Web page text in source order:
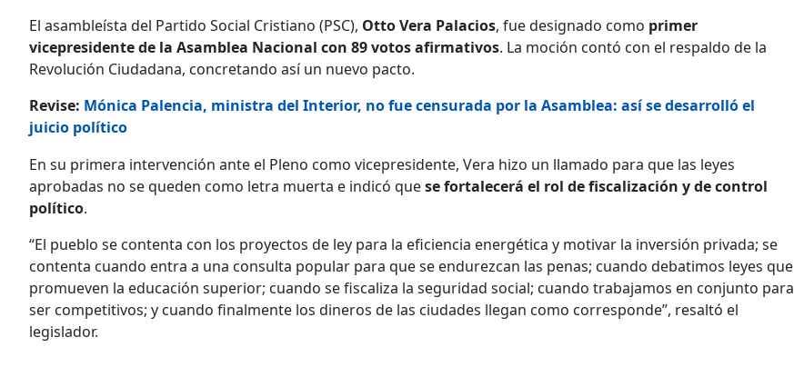
El asambleísta del Partido Social Cristiano (PSC), Otto Vera Palacios, fue designado como primer
vicepresidente de la Asamblea Nacional con 89 votos afirmativos. La moción contó con el respaldo de la
Revolución Ciudadana, concretando así un nuevo pacto.
Revise: Mónica Palencia, ministra del Interior, no fue censurada por la Asamblea: así se desarrolló el
juicio político
En su primera intervención ante el Pleno como vicepresidente, Vera hizo un llamado para que las leyes
aprobadas no se queden como letra muerta e indicó quese fortalecerá el rol de fiscalización y de control
político.
“El pueblo se contenta con los proyectos de ley para la eficiencia energética y motivar la inversión privada; se
contenta cuando entra a una consulta popular para que se endurezcan las penas; cuando debatimos leyes que
promueven la educación superior; cuando se fiscaliza la seguridad social; cuando trabajamos en conjunto para
ser competitivos; y cuando finalmente los dineros de las ciudades llegan como corresponde”, resaltó el
legislador.